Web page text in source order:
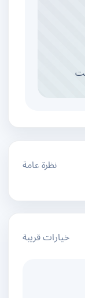
نظرة عامة
خيارات قريبة